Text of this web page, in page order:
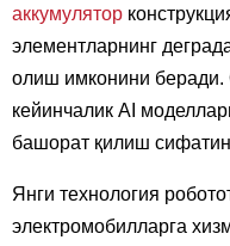
аккумулятор
элементларнинг
олиш имконини
кейинчалик AI
башорат қилиш
Янги технология
электромобилларга